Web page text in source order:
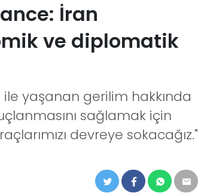
İran
ve diplomatik
ile yaşanan gerilim hakkında
sağlamak için
devreye sokacağız."